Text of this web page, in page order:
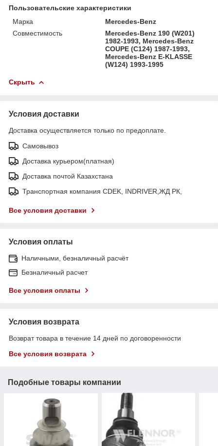
Пользовательские характеристики
Марка
Mercedes-Benz
Совместимость
Mercedes-Benz 190 (W201)
1982-1993, Mercedes-Benz
COUPE (C124) 1987-1993,
Mercedes-Benz E-KLASSE
(W124) 1993-1995
Скрыть
Условия доставки
Доставка осуществляется только по предоплате.
Самовывоз
Доставка курьером(платная)
Доставка почтой Казахстана
Транспортная компания CDEK, INDRIVER,ЖД РК,
Все условия доставки
Условия оплаты
Наличными, безналичный расчёт
Безналичный расчет
Все условия оплаты
Условия возврата
Возврат товара в течение 14 дней по договоренности
Все условия возврата
Подобные товары компании